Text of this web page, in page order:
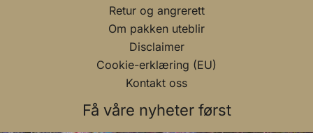
Retur og angrerett
Om pakken uteblir
Disclaimer
Cookie-erklæring (EU)
Kontakt oss
Få våre nyheter først